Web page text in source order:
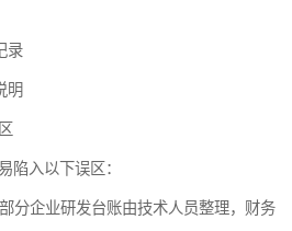
录
明
陷入以下误区：
分企业研发台账由技术人员整理，财务